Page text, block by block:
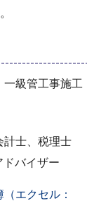
⼀級管⼯事施⼯
計⼠、税理⼠
バイザー
エクセル：